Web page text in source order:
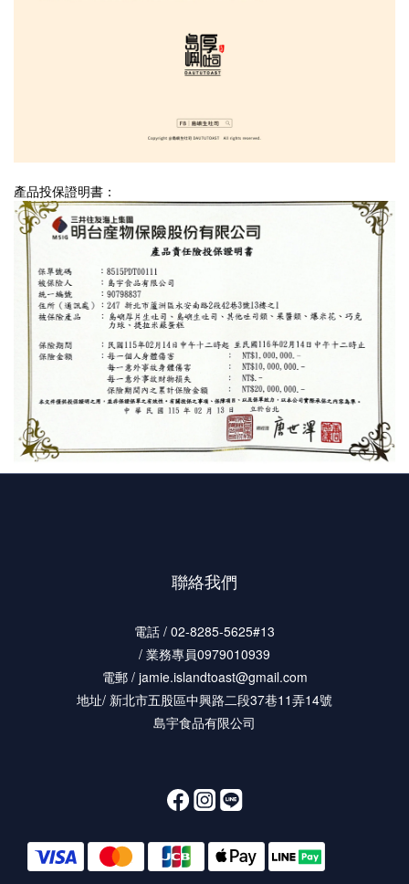
產品投保證明書：
聯絡我們
電話 / 02-8285-5625#13
/ 業務專員0979010939
電郵 / jamie.islandtoast@gmail.com
地址/ 新北市五股區中興路二段37巷11弄14號
島宇食品有限公司